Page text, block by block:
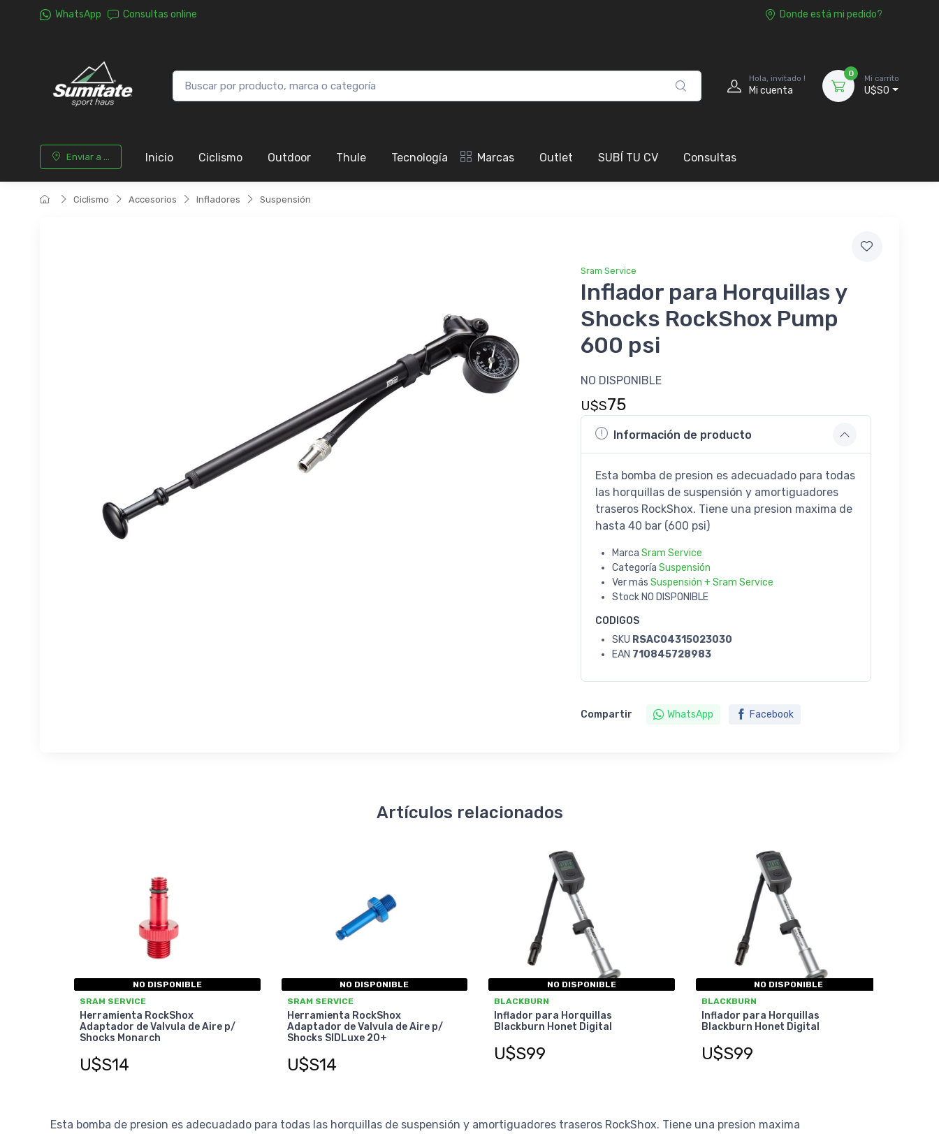
WhatsApp Consultas online Donde está mi pedido?
Hola, invitado !
Mi cuenta
0
Mi carrito
U$S0
Enviar a ... Inicio Ciclismo Outdoor Thule Tecnología Marcas Outlet SUBÍ TU CV Consultas
Ciclismo Accesorios Infladores Suspensión
Sram Service
Inflador para Horquillas y
Shocks RockShox Pump
600 psi
NO DISPONIBLE
U$S75
Información de producto
Esta bomba de presion es adecuadado para todas
las horquillas de suspensión y amortiguadores
traseros RockShox. Tiene una presion maxima de
hasta 40 bar (600 psi)
Marca Sram Service
Categoría Suspensión
Ver más Suspensión + Sram Service
Stock NO DISPONIBLE
CODIGOS
SKU RSAC04315023030
EAN 710845728983
Compartir WhatsApp Facebook
Artículos relacionados
NO DISPONIBLE
SRAM SERVICE
Herramienta RockShox
Adaptador de Valvula de Aire p/
Shocks Monarch
U$S14
NO DISPONIBLE
SRAM SERVICE
Herramienta RockShox
Adaptador de Valvula de Aire p/
Shocks SIDLuxe 20+
U$S14
NO DISPONIBLE
BLACKBURN
Inflador para Horquillas
Blackburn Honet Digital
U$S99
NO DISPONIBLE
BLACKBURN
Inflador para Horquillas
Blackburn Honet Digital
U$S99
Esta bomba de presion es adecuadado para todas las horquillas de suspensión y amortiguadores traseros RockShox. Tiene una presion maxima